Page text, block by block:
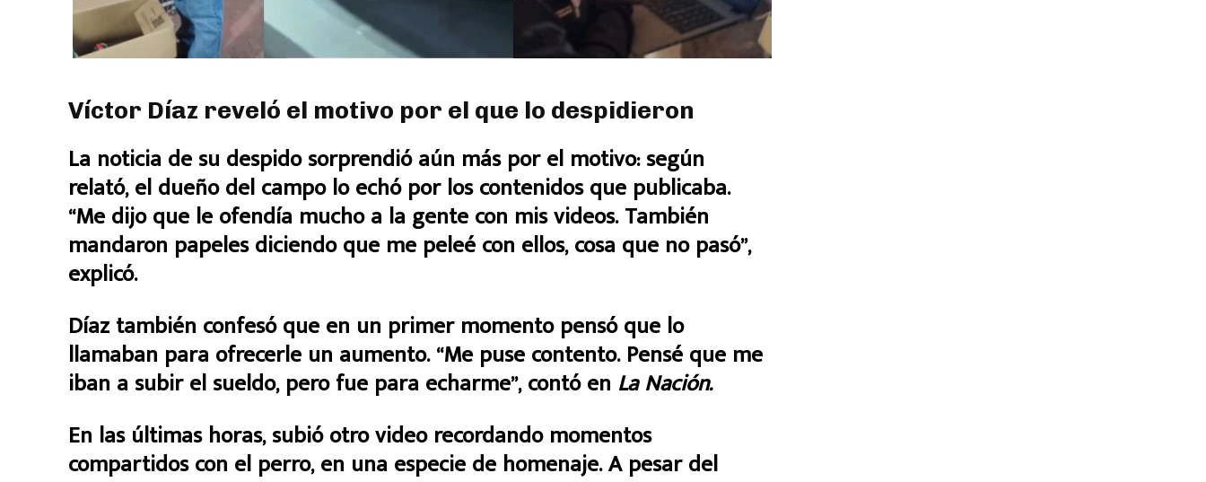
Víctor Díaz reveló el motivo por el que lo despidieron
La noticia de su despido sorprendió aún más por el motivo: según
relató, el dueño del campo lo echó por los contenidos que publicaba.
“Me dijo que le ofendía mucho a la gente con mis videos. También
mandaron papeles diciendo que me peleé con ellos, cosa que no pasó”,
explicó.
Díaz también confesó que en un primer momento pensó que lo
llamaban para ofrecerle un aumento. “Me puse contento. Pensé que me
iban a subir el sueldo, pero fue para echarme”, contó en La Nación.
En las últimas horas, subió otro video recordando momentos
compartidos con el perro, en una especie de homenaje. A pesar del